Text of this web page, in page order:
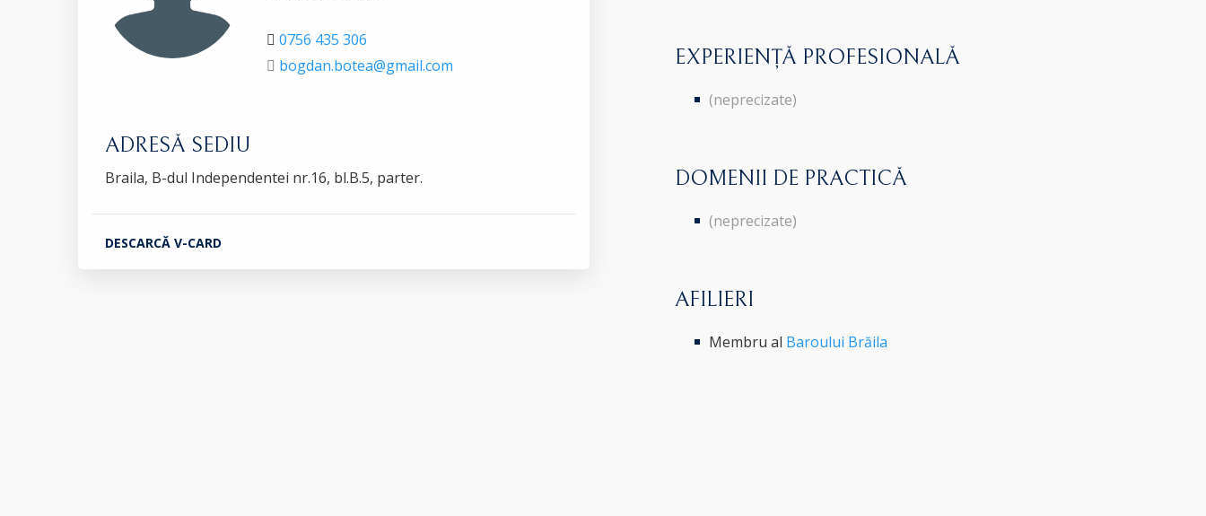
0756 435 306
bogdan.botea@gmail.com
ADRESĂ SEDIU
Braila, B-dul Independentei nr.16, bl.B.5, parter.
DESCARCĂ V-CARD
EXPERIENȚĂ PROFESIONALĂ
(neprecizate)
DOMENII DE PRACTICĂ
(neprecizate)
AFILIERI
Membru al Baroului Brăila